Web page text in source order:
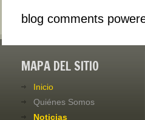
blog comments
MAPA DEL SITIO
Inicio
Quiénes Somos
Noticias